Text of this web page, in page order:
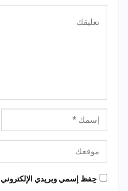
حِفظ إسمي وبريدي الإلكتروني